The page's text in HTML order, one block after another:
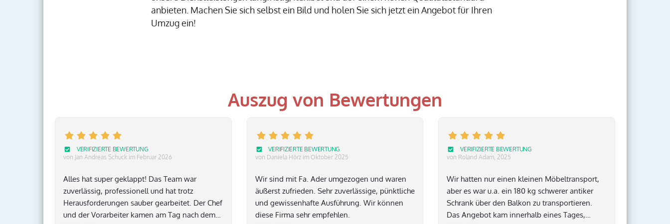
anbieten. Machen Sie sich selbst ein Bild und holen Sie sich jetzt ein Angebot für Ihren
Umzug ein!
Auszug von Bewertungen
VERIFIZIERTE BEWERTUNG
von Jan Andreas Schuck im Februar 2026
Alles hat super geklappt! Das Team war
zuverlässig, professionell und hat trotz
Herausforderungen sauber gearbeitet. Der Chef
und der Vorarbeiter kamen am Tag nach dem
VERIFIZIERTE BEWERTUNG
von Daniela Hörzim Oktober 2025
Wir sind mit Fa. Ader umgezogen und waren
äußerst zufrieden. Sehr zuverlässige, pünktliche
und gewissenhafte Ausführung. Wir können
diese Firma sehr empfehlen.
VERIFIZIERTE BEWERTUNG
von Roland Adam, 2025
Wir hatten nur einen kleinen Möbeltransport,
aber es war u.a. ein 180 kg schwerer antiker
Schrank über den Balkon zu transportieren.
Das Angebot kam innerhalb eines Tages,